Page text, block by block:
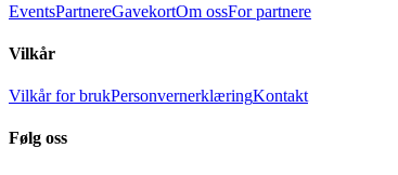
EventsPartnereGavekortOm ossFor partnere
Vilkår
Vilkår for brukPersonvernerklæringKontakt
Følg oss